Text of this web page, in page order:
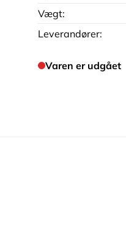
Vægt:
Leverandører:
Varen er udgået